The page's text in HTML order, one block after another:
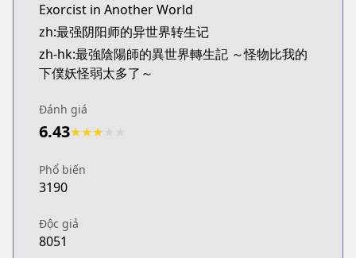
Exorcist in Another World
zh:最强阴阳师的异世界转生记
zh-hk:最強陰陽師的異世界轉生記 ～怪物比我的
下僕妖怪弱太多了～
Đánh giá
6.43★★★
Phổ biến
3190
Độc giả
8051